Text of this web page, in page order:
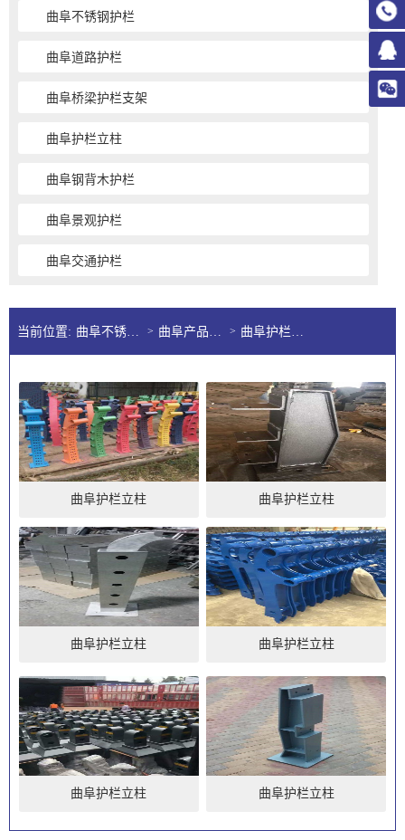
曲阜不锈钢护栏
曲阜道路护栏
曲阜桥梁护栏支架
曲阜护栏立柱
曲阜钢背木护栏
曲阜景观护栏
曲阜交通护栏
当前位置: 曲阜不锈钢护栏公司 > 曲阜产品展示 > 曲阜护栏立柱
曲阜护栏立柱 曲阜护栏立柱
曲阜护栏立柱 曲阜护栏立柱
曲阜护栏立柱 曲阜护栏立柱